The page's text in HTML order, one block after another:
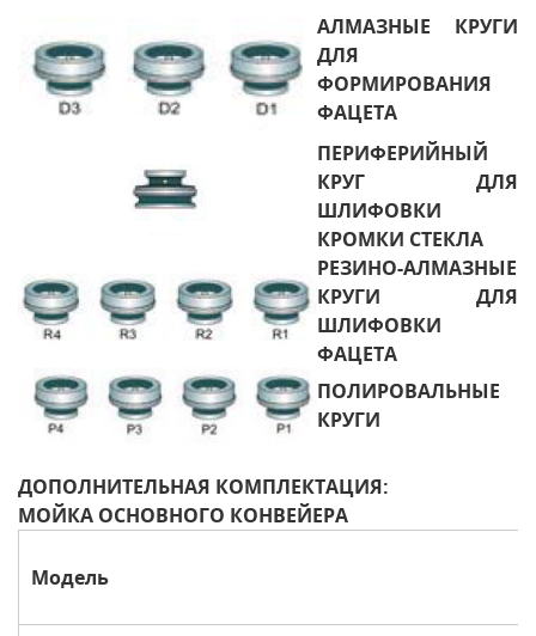
АЛМАЗНЫЕ КРУГИ
ДЛЯ
ФОРМИРОВАНИЯ
ФАЦЕТА
ПЕРИФЕРИЙНЫЙ
КРУГ ДЛЯ
ШЛИФОВКИ
КРОМКИ СТЕКЛА
РЕЗИНО-АЛМАЗНЫЕ
КРУГИ ДЛЯ
ШЛИФОВКИ
ФАЦЕТА
ПОЛИРОВАЛЬНЫЕ
КРУГИ
ДОПОЛНИТЕЛЬНАЯ КОМПЛЕКТАЦИЯ:
МОЙКА ОСНОВНОГО КОНВЕЙЕРА
Модель